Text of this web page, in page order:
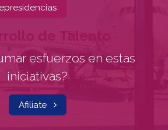
esfuerzos en estas
iniciativas?
Afiliate